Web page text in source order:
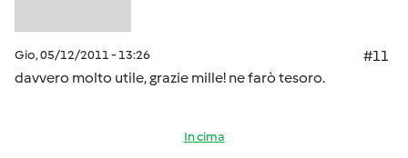
Gio, 05/12/2011 - 13:26
#11
davvero molto utile, grazie mille! ne farò tesoro.
In cima